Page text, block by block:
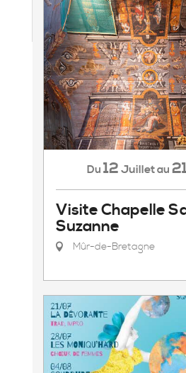
Du 12 Juilletau 21
Visite Chapelle
Suzanne
Mûr-de-Bretagne